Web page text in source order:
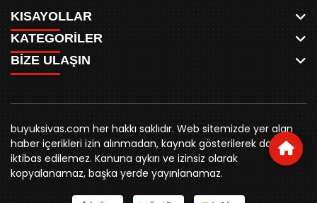
KISAYOLLAR
ANASAYFA
AKSU CANLI
MEYDAN CANLI
MEDRESELER CANLI
MERAKÜM CANLI
YUKARI TEKKE CANLI
KURUMSAL KİMLİK
REKLAM FİYATLARI
BİZE ULAŞIN
KÜNYE
KATEGORİLER
WHATSAPP
SPOR
SİYASET
BELEDİYE
SİVAS VALİLİĞİ
ÜNİVERSİTE
KURUMLAR
STK
YORUM
BİZE ULAŞIN
0346 221 00 60
buyuksivashaber@gmail.com
Örtülüpınar Mah. İnönü Bulvarı Özkahya Apt. Kat:3 D:7
Sivas
buyuksivas.com her hakkı saklıdır. Web sitemizde yer alan
haber içerikleri izin alınmadan, kaynak gösterilerek dahi
iktibas edilemez. Kanuna aykırı ve izinsiz olarak
kopyalanamaz, başka yerde yayınlanamaz.